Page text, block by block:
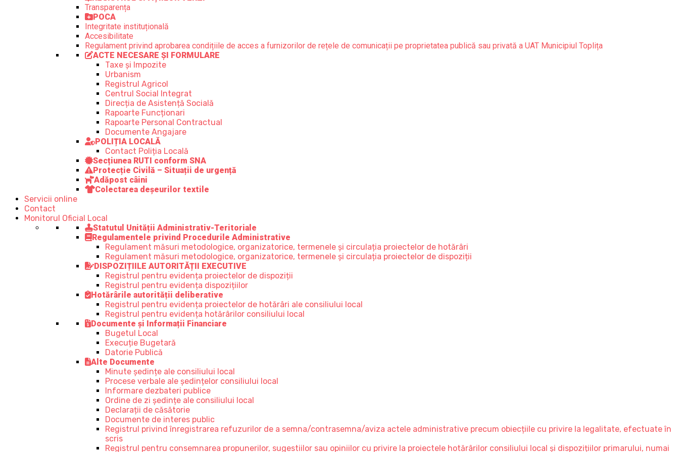
Transparența
POCA
Integritate instituțională
Accesibilitate
Regulament privind aprobarea condițiile de acces a furnizorilor de rețele de comunicații pe proprietatea publică sau privată a UAT Municipiul Toplița
ACTE NECESARE ȘI FORMULARE
Taxe și Impozite
Urbanism
Registrul Agricol
Centrul Social Integrat
Direcția de Asistență Socială
Rapoarte Funcționari
Rapoarte Personal Contractual
Documente Angajare
POLIȚIA LOCALĂ
Contact Poliția Locală
Secțiunea RUTI conform SNA
Protecție Civilă – Situații de urgență
Adăpost câini
Colectarea deșeurilor textile
Servicii online
Contact
Monitorul Oficial Local
Statutul Unității Administrativ-Teritoriale
Regulamentele privind Procedurile Administrative
Regulament măsuri metodologice, organizatorice, termenele și circulația proiectelor de hotărâri
Regulament măsuri metodologice, organizatorice, termenele și circulația proiectelor de dispoziții
DISPOZIȚIILE AUTORITĂȚII EXECUTIVE
Registrul pentru evidența proiectelor de dispoziții
Registrul pentru evidența dispozițiilor
Hotărârile autorității deliberative
Registrul pentru evidența proiectelor de hotărâri ale consiliului local
Registrul pentru evidența hotărârilor consiliului local
Documente și Informații Financiare
Bugetul Local
Execuție Bugetară
Datorie Publică
Alte Documente
Minute ședințe ale consiliului local
Procese verbale ale ședințelor consiliului local
Informare dezbateri publice
Ordine de zi ședințe ale consiliului local
Declarații de căsătorie
Documente de interes public
Registrul privind înregistrarea refuzurilor de a semna/contrasemna/aviza actele administrative precum obiecțiile cu privire la legalitate, efectuate în
scris
Registrul pentru consemnarea propunerilor, sugestiilor sau opiniilor cu privire la proiectele hotărârilor consiliului local și dispozițiilor primarului, numai